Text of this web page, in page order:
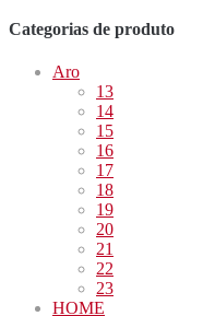
Categorias de produto
Aro
13
14
15
16
17
18
19
20
21
22
23
HOME